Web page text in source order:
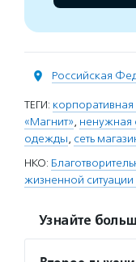
Российская
ТЕГИ: корпоративная
«Магнит», ненужная
одежды, сеть
НКО:
жизненной
Узнайте